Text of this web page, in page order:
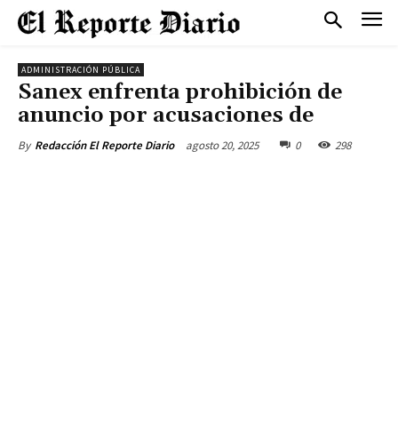
ADMINISTRACIÓN PÚBLICA
Sanex enfrenta prohibición de
anuncio por acusaciones de
By Redacción El Reporte Diario agosto 20, 2025 0 298